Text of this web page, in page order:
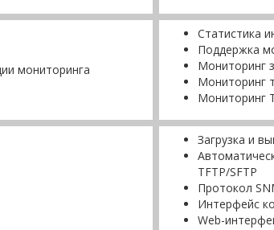
мониторинга
Статистика
Поддержка
Мониторинг
Мониторинг
Мониторинг
Загрузка и
TFTP/SFTP
Протокол
Интерфейс
Web-